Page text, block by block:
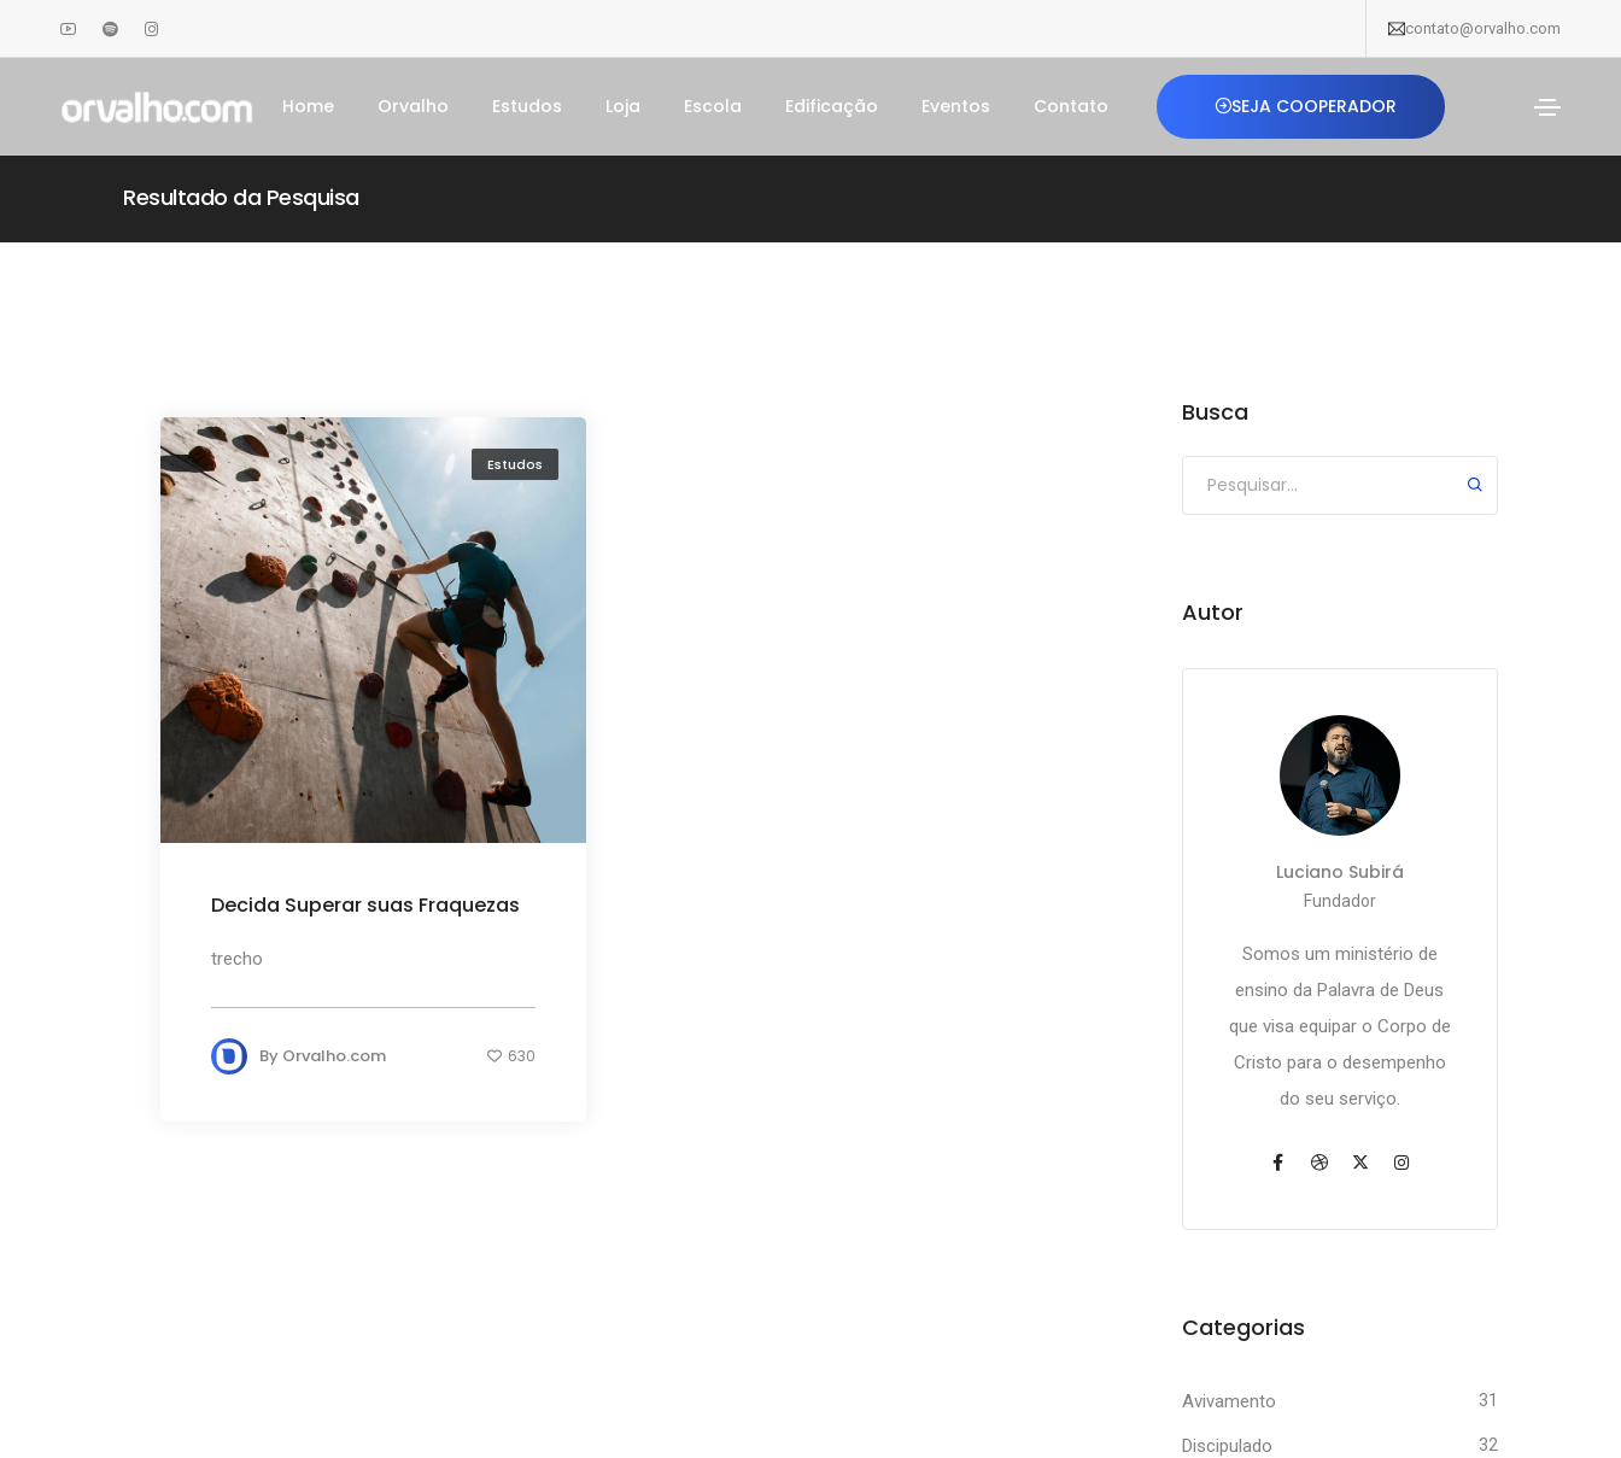
contato@orvalho.com
Home Orvalho Estudos Loja Escola Edificação Eventos Contato SEJA COOPERADOR
Resultado da Pesquisa
Estudos
Decida Superar suas Fraquezas
trecho
By Orvalho.com 630
Busca
Autor
Luciano Subirá
Fundador
Somos um ministério de
ensino da Palavra de Deus
que visa equipar o Corpo de
Cristo para o desempenho
do seu serviço.
Categorias
Avivamento 31
Discipulado 32